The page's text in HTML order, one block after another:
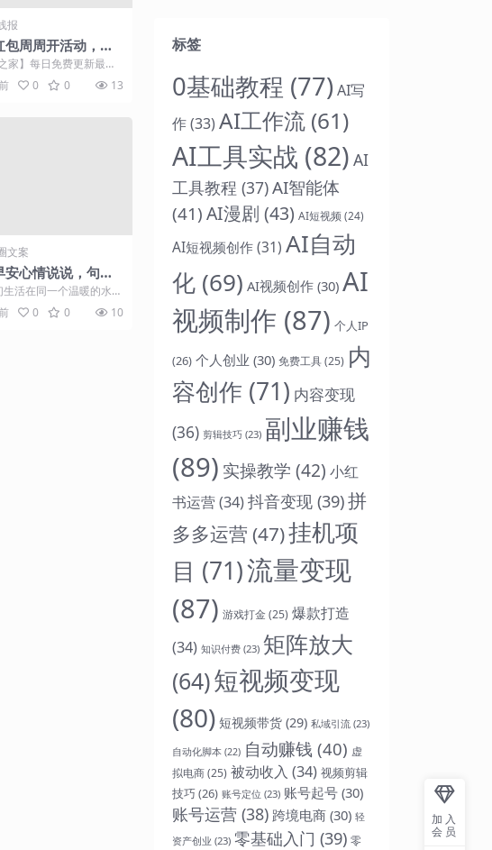
报
包周周开活动，周
活动也是值得一玩
家】每日免费更新最热
项目资源 大家都知道，
周末时间，周五...
0 0 13
文案
安心情说说，句句
，看完受益一生
生活在同一个温暖的水
偶尔会被水草缠绕，但
温暖的呼吸，相信...
0 0 10
标签
0基础教程 (77) AI写
作(33)AI工作流 (61)
AI工具实战 (82) AI
工具教程 (37)AI智能体
(41)AI漫剧 (43) AI短视频(24)
AI短视频创作(31) AI自动
化 (69) AI视频创作 (30) AI
视频制作 (87) 个人IP
(26) 个人创业 (30) 免费工具(25) 内
容创作 (71) 内容变现
(36) 剪辑技巧 (23) 副业赚钱
(89) 实操教学 (42) 小红
书运营(34)抖音变现 (39)拼
多多运营 (47)挂机项
目 (71)流量变现
(87) 游戏打金(25) 爆款打造
(34) 知识付费 (23) 矩阵放大
(64)短视频变现
(80) 短视频带货 (29) 私域引流 (23)
自动化脚本 (22) 自动赚钱 (40) 虚
拟电商(25) 被动收入 (34) 视频剪辑
技巧(26) 账号定位 (23) 账号起号 (30)
账号运营 (38) 跨境电商 (30) 轻
资产创业 (23) 零基础入门 (39) 零
加入
会员